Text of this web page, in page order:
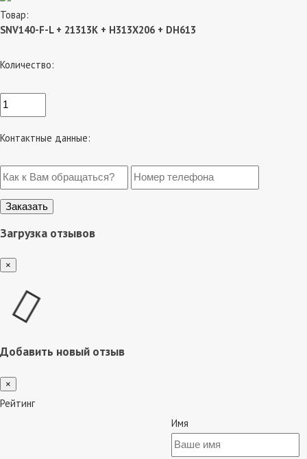
Товар:
SNV140-F-L + 21313K + H313X206 + DH613
Количество:
Контактные данные:
Загрузка отзывов
×
Добавить новый отзыв
×
Рейтинг
Имя